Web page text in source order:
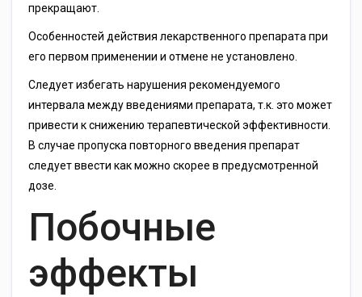
прекращают.
Особенностей действия лекарственного препарата при
его первом применении и отмене не установлено.
Следует избегать нарушения рекомендуемого
интервала между введениями препарата, т.к. это может
привести к снижению терапевтической эффективности.
В случае пропуска повторного введения препарат
следует ввести как можно скорее в предусмотренной
дозе.
Побочные
эффекты